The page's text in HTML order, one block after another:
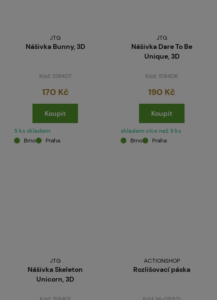
JTG
Nášivka Bunny, 3D
Kód: 518407
170 Kč
Koupit
5 ks skladem
Brno
Praha
JTG
Nášivka Dare To Be
Unique, 3D
Kód: 518406
190 Kč
Koupit
skladem více než 5 ks
Brno
Praha
JTG
Nášivka Skeleton
Unicorn, 3D
ACTIONSHOP
Rozlišovací páska